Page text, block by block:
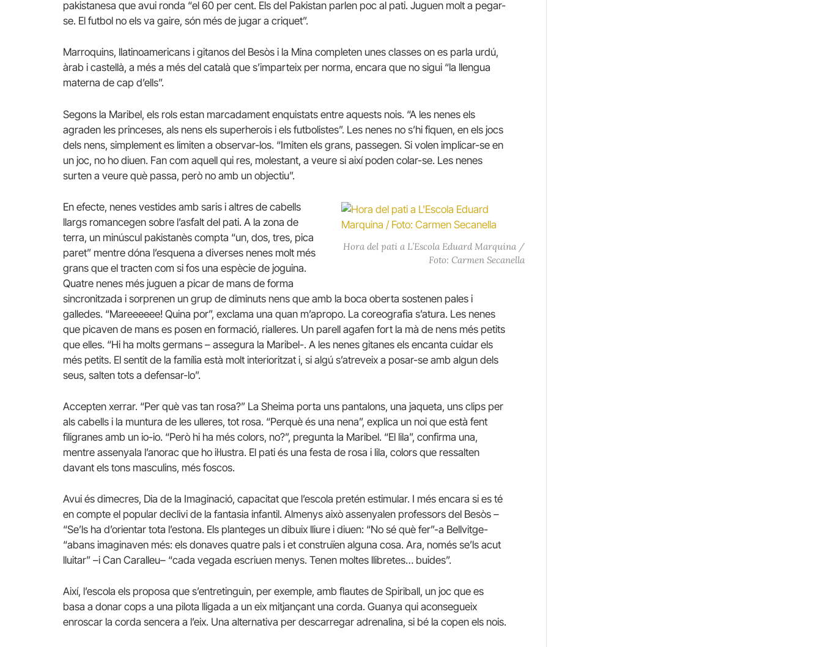
pakistanesa que avui ronda “el 60 per cent. Els del Pakistan parlen poc al pati. Juguen molt a pegar-
se. El futbol no els va gaire, són més de jugar a criquet”.
Marroquins, llatinoamericans i gitanos del Besòs i la Mina completen unes classes on es parla urdú,
àrab i castellà, a més a més del català que s’imparteix per norma, encara que no sigui “la llengua
materna de cap d’ells”.
Segons la Maribel, els rols estan marcadament enquistats entre aquests nois. “A les nenes els
agraden les princeses, als nens els superherois i els futbolistes”. Les nenes no s’hi fiquen, en els jocs
dels nens, simplement es limiten a observar-los. “Imiten els grans, passegen. Si volen implicar-se en
un joc, no ho diuen. Fan com aquell qui res, molestant, a veure si així poden colar-se. Les nenes
surten a veure què passa, però no amb un objectiu”.
Hora del pati a L’Escola Eduard Marquina /
Foto: Carmen Secanella
En efecte, nenes vestides amb saris i altres de cabells
llargs romancegen sobre l’asfalt del pati. A la zona de
terra, un minúscul pakistanès compta “un, dos, tres, pica
paret” mentre dóna l’esquena a diverses nenes molt més
grans que el tracten com si fos una espècie de joguina.
Quatre nenes més juguen a picar de mans de forma
sincronitzada i sorprenen un grup de diminuts nens que amb la boca oberta sostenen pales i
galledes. “Mareeeeee! Quina por”, exclama una quan m’apropo. La coreografia s’atura. Les nenes
que picaven de mans es posen en formació, rialleres. Un parell agafen fort la mà de nens més petits
que elles. “Hi ha molts germans – assegura la Maribel-. A les nenes gitanes els encanta cuidar els
més petits. El sentit de la família està molt interioritzat i, si algú s’atreveix a posar-se amb algun dels
seus, salten tots a defensar-lo”.
Accepten xerrar. “Per què vas tan rosa?” La Sheima porta uns pantalons, una jaqueta, uns clips per
als cabells i la muntura de les ulleres, tot rosa. “Perquè és una nena”, explica un noi que està fent
filigranes amb un io-io. “Però hi ha més colors, no?”, pregunta la Maribel. “El lila”, confirma una,
mentre assenyala l’anorac que ho il·lustra. El pati és una festa de rosa i lila, colors que ressalten
davant els tons masculins, més foscos.
Avui és dimecres, Dia de la Imaginació, capacitat que l’escola pretén estimular. I més encara si es té
en compte el popular declivi de la fantasia infantil. Almenys això assenyalen professors del Besòs –
“Se’ls ha d’orientar tota l’estona. Els planteges un dibuix lliure i diuen: “No sé què fer”-a Bellvitge-
“abans imaginaven més: els donaves quatre pals i et construïen alguna cosa. Ara, només se’ls acut
lluitar” –i Can Caralleu– “cada vegada escriuen menys. Tenen moltes llibretes… buides”.
Així, l’escola els proposa que s’entretinguin, per exemple, amb flautes de Spiriball, un joc que es
basa a donar cops a una pilota lligada a un eix mitjançant una corda. Guanya qui aconsegueix
enroscar la corda sencera a l’eix. Una alternativa per descarregar adrenalina, si bé la copen els nois.